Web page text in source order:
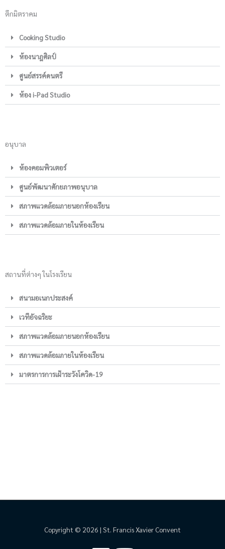
ตึกมิตราคม
Cooking Studio
ห้องนาฎศิลป์
ศูนย์สรรค์ดนตรี
ห้อง i-Pad Studio
อนุบาล
ห้องคอมพิวเตอร์
ศูนย์พัฒนาศักยภาพอนุบาล
สภาพแวดล้อมภายนอกห้องเรียน
สภาพแวดล้อมภายในห้องเรียน
สถานที่ต่างๆ ในโรงเรียน
สนามอเนกประสงค์
เวทีอัจฉริยะ
สภาพแวดล้อมภายนอกห้องเรียน
สภาพแวดล้อมภายในห้องเรียน
มาตรการการเฝ้าระวังโควิด-19
Copyright © 2026 | St. Francis Xavier Convent